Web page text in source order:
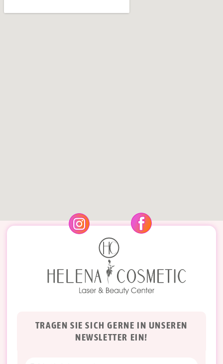
TRAGEN SIE SICH GERNE IN UNSEREN
NEWSLETTER EIN!